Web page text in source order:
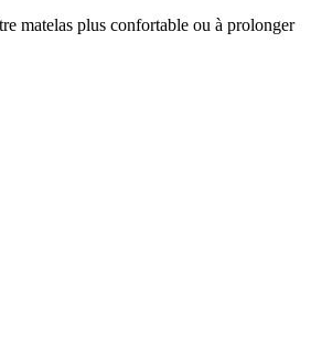
matelas plus confortable ou à prolonger